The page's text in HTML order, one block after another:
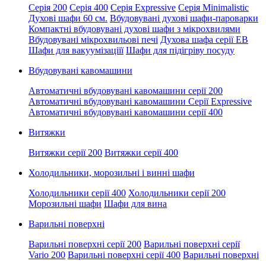
Серія 200 Серія 400 Серія Expressive Серія Minimalistic
Духові шафи 60 см. Вбудовувані духові шафи-пароварки
Компактні вбудовувані духові шафи з мікрохвилями
Вбудовувані мікрохвильові печі Духова шафа серії EB
Шафи для вакуумізаціїї Шафи для підігріву посуду
Вбудовувані кавомашини
Автоматичні вбудовувані кавомашини серії 200
Автоматичні вбудовувані кавомашини Серії Expressive
Автоматичні вбудовувані кавомашини серії 400
Витяжки
Витяжки серії 200 Витяжки серії 400
Холодильники, морозильні і винні шафи
Холодильники серії 400 Холодильники серії 200
Морозильні шафи Шафи для вина
Варильні поверхні
Варильні поверхні серії 200 Варильні поверхні серії
Vario 200 Варильні поверхні серії 400 Варильні поверхні